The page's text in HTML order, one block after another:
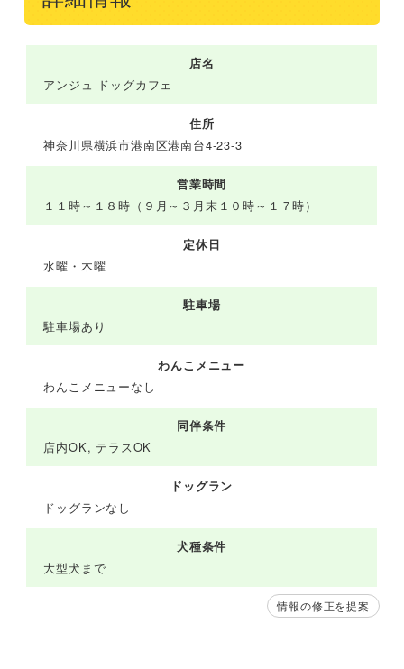
店名
アンジュ ドッグカフェ
住所
神奈川県横浜市港南区港南台4-23-3
営業時間
１１時～１８時（９月～３月末１０時～１７時）
定休日
水曜・木曜
駐車場
駐車場あり
わんこメニュー
わんこメニューなし
同伴条件
店内OK, テラスOK
ドッグラン
ドッグランなし
犬種条件
大型犬まで
情報の修正を提案